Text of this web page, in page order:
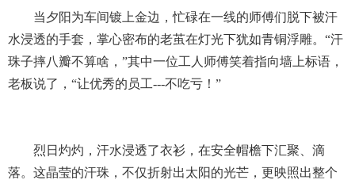
当夕阳为车间镀上金边，忙碌在一线的师傅们脱下被汗
水浸透的手套，掌心密布的老茧在灯光下犹如青铜浮雕。“汗
珠子摔八瓣不算啥，”其中一位工人师傅笑着指向墙上标语，
老板说了，“让优秀的员工---不吃亏！”
烈日灼灼，汗水浸透了衣衫，在安全帽檐下汇聚、滴
落。这晶莹的汗珠，不仅折射出太阳的光芒，更映照出整个